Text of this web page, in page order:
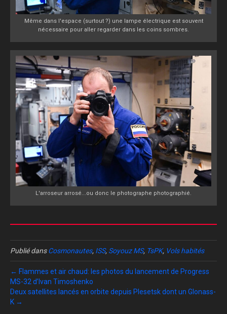
Même dans l'espace (surtout ?) une lampe électrique est souvent
nécessaire pour aller regarder dans les coins sombres.
L'arroseur arrosé...ou donc le photographe photographié.
Publié dansCosmonautes, ISS, Soyouz MS, TsPK, Vols habités
← Flammes et air chaud: les photos du lancement de Progress
MS-32 d’Ivan Timoshenko
Deux satellites lancés en orbite depuis Plesetsk dont un Glonass-
K →